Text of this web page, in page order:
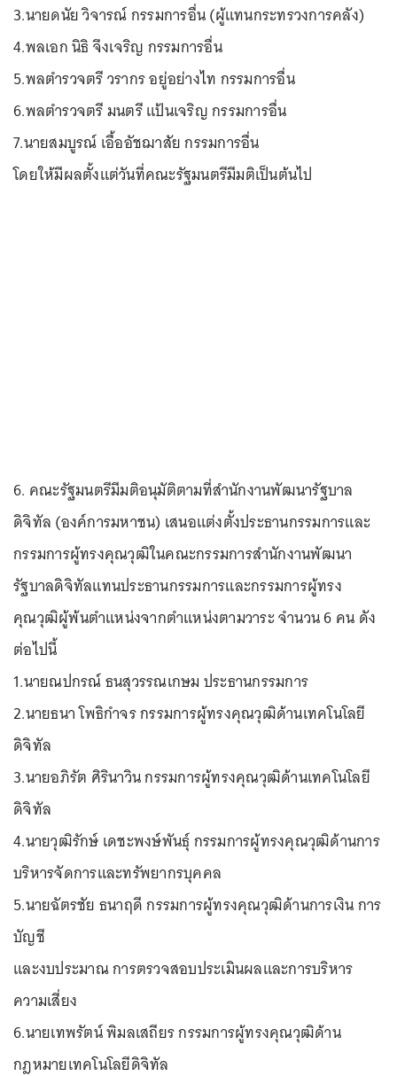
3.นายดนัย วิจารณ์ กรรมการอื่น (ผู้แทนกระทรวงการคลัง)
4.พลเอก นิธิ จึงเจริญ กรรมการอื่น
5.พลตำรวจตรี วรากร อยู่อย่างไท กรรมการอื่น
6.พลตำรวจตรี มนตรี แป้นเจริญ กรรมการอื่น
7.นายสมบูรณ์ เอื้ออัชฌาสัย กรรมการอื่น
โดยให้มีผลตั้งแต่วันที่คณะรัฐมนตรีมีมติเป็นต้นไป
6. คณะรัฐมนตรีมีมติอนุมัติตามที่สำนักงานพัฒนารัฐบาล
ดิจิทัล (องค์การมหาชน) เสนอแต่งตั้งประธานกรรมการและ
กรรมการผู้ทรงคุณวุฒิในคณะกรรมการสำนักงานพัฒนา
รัฐบาลดิจิทัลแทนประธานกรรมการและกรรมการผู้ทรง
คุณวุฒิผู้พ้นตำแหน่งจากตำแหน่งตามวาระ จำนวน 6 คน ดัง
ต่อไปนี้
1.นายณปกรณ์ ธนสุวรรณเกษม ประธานกรรมการ
2.นายธนา โพธิกำจร กรรมการผู้ทรงคุณวุฒิด้านเทคโนโลยี
ดิจิทัล
3.นายอภิรัต ศิรินาวิน กรรมการผู้ทรงคุณวุฒิด้านเทคโนโลยี
ดิจิทัล
4.นายวุฒิรักษ์ เดชะพงษ์พันธุ์ กรรมการผู้ทรงคุณวุฒิด้านการ
บริหารจัดการและทรัพยากรบุคคล
5.นายฉัตรชัย ธนาฤดี กรรมการผู้ทรงคุณวุฒิด้านการเงิน การ
บัญชี
และงบประมาณ การตรวจสอบประเมินผลและการบริหาร
ความเสี่ยง
6.นายเทพรัตน์ พิมลเสถียร กรรมการผู้ทรงคุณวุฒิด้าน
กฎหมายเทคโนโลยีดิจิทัล